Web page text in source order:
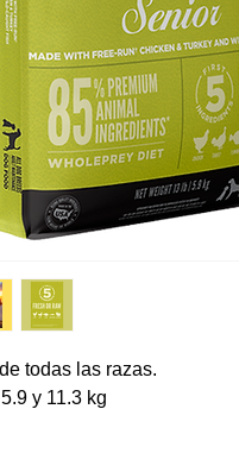
todas las razas.
y 11.3 kg